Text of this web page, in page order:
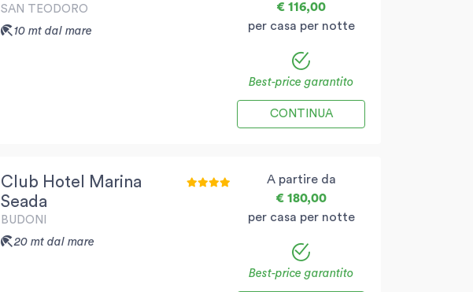
SAN TEODORO
10 mt dal mare
€ 116,00
per casa per notte
Best-price garantito
CONTINUA
Club Hotel Marina
Seada
BUDONI
20 mt dal mare
A partire da
€ 180,00
per casa per notte
Best-price garantito